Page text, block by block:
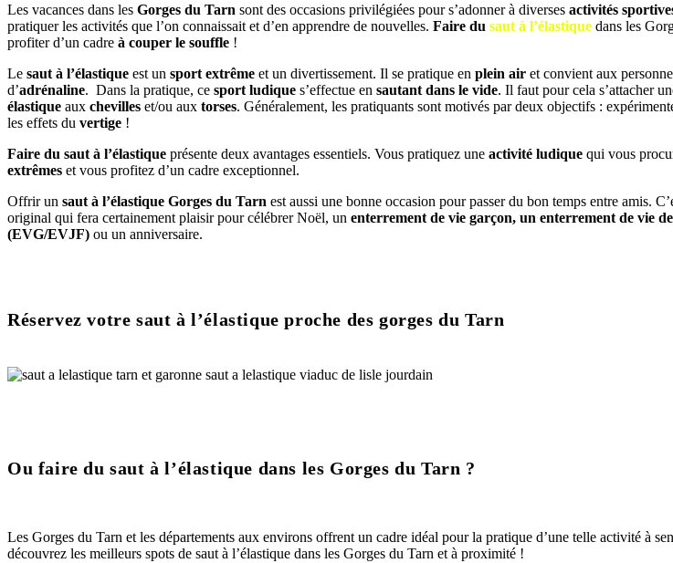
Les vacances dans les Gorges du Tarn sont des occasions privilégiées pour s’adonner à diverses activités
pratiquer les activités que l’on connaissait et d’en apprendre de nouvelles. Faire du saut à l’élastique dans les
profiter d’un cadre à couper le souffle !
Le saut à l’élastique est un sport extrême et un divertissement. Il se pratique en plein air et convient aux
d’adrénaline. Dans la pratique, ce sport ludique s’effectue en sautant dans le vide. Il faut pour cela s’attacher
élastique aux chevilles et/ou aux torses. Généralement, les pratiquants sont motivés par deux objectifs :
les effets du vertige !
Faire du saut à l’élastique présente deux avantages essentiels. Vous pratiquez une activité ludique qui vous
extrêmes et vous profitez d’un cadre exceptionnel.
Offrir un saut à l’élastique Gorges du Tarn est aussi une bonne occasion pour passer du bon temps entre amis.
original qui fera certainement plaisir pour célébrer Noël, un enterrement de vie garçon, un enterrement de vie
(EVG/EVJF) ou un anniversaire.
Réservez votre saut à l’élastique proche des gorges du Tarn
Ou faire du saut à l’élastique dans les Gorges du Tarn ?
Les Gorges du Tarn et les départements aux environs offrent un cadre idéal pour la pratique d’une telle activité à
découvrez les meilleurs spots de saut à l’élastique dans les Gorges du Tarn et à proximité !